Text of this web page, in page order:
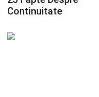
Continuitate